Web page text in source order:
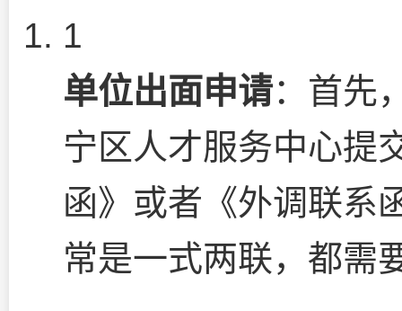
1
单位出面申请：首先
宁区人才服务中心提
函》或者《外调联系
常是一式两联，都需